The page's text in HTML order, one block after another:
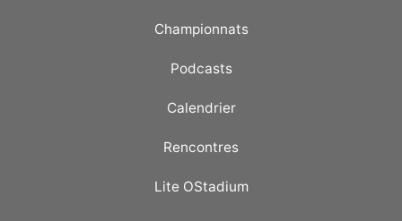
Championnats
Podcasts
Calendrier
Rencontres
Lite OStadium